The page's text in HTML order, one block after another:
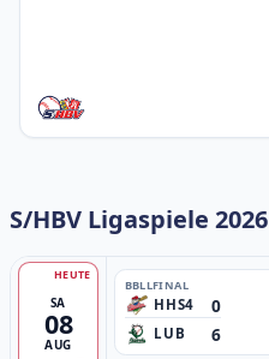
S/HBV Ligaspiele 2026
SA
08
AUG
HEUTE
BBLLFINAL
HHS4 0
LUB 6